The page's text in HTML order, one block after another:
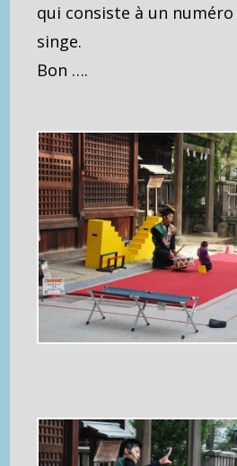
qui consiste à un numéro
singe.
Bon ….